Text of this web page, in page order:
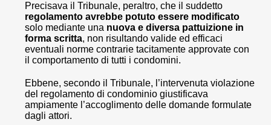
Precisava il Tribunale, peraltro, che il suddetto
regolamento avrebbe potuto essere modificato
solo mediante una nuova e diversa pattuizione in
forma scritta, non risultando valide ed efficaci
eventuali norme contrarie tacitamente approvate con
il comportamento di tutti i condomini.
Ebbene, secondo il Tribunale, l’intervenuta violazione
del regolamento di condominio giustificava
ampiamente l’accoglimento delle domande formulate
dagli attori.